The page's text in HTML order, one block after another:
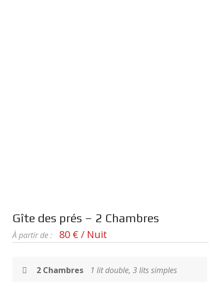
Gîte des prés – 2 Chambres
À partir de : 80 € / Nuit
2 Chambres 1 lit double, 3 lits simples